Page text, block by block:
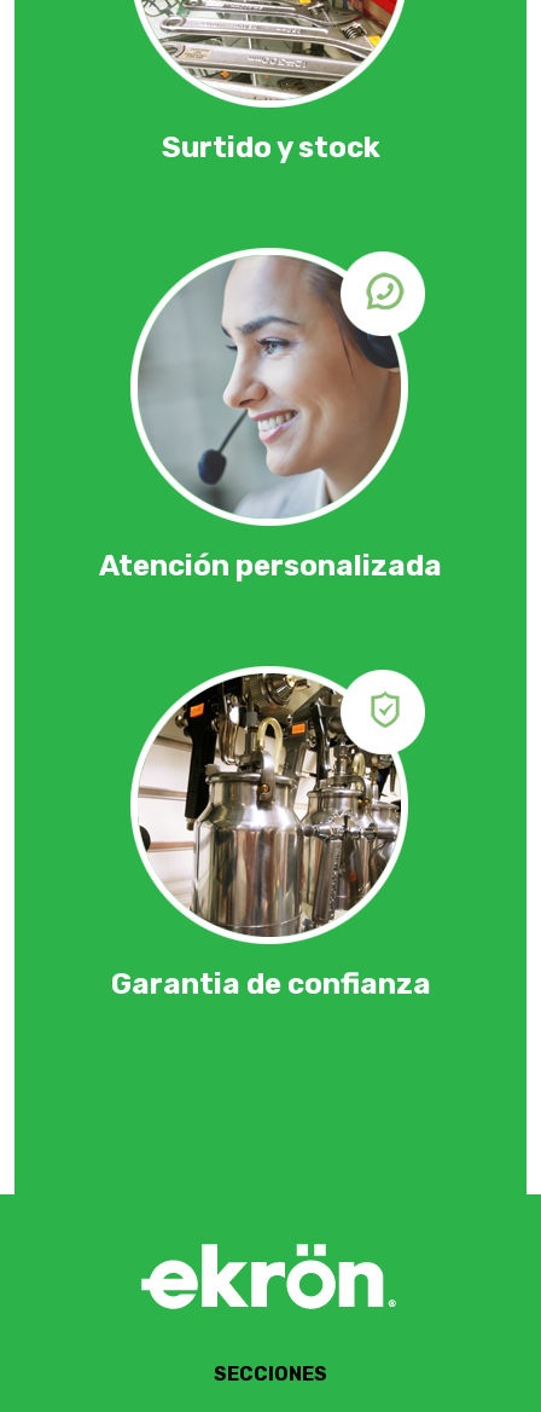
Surtido y stock
Atención personalizada
Garantia de confianza
SECCIONES